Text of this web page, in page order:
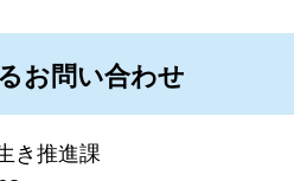
お問い合わせ
き推進課